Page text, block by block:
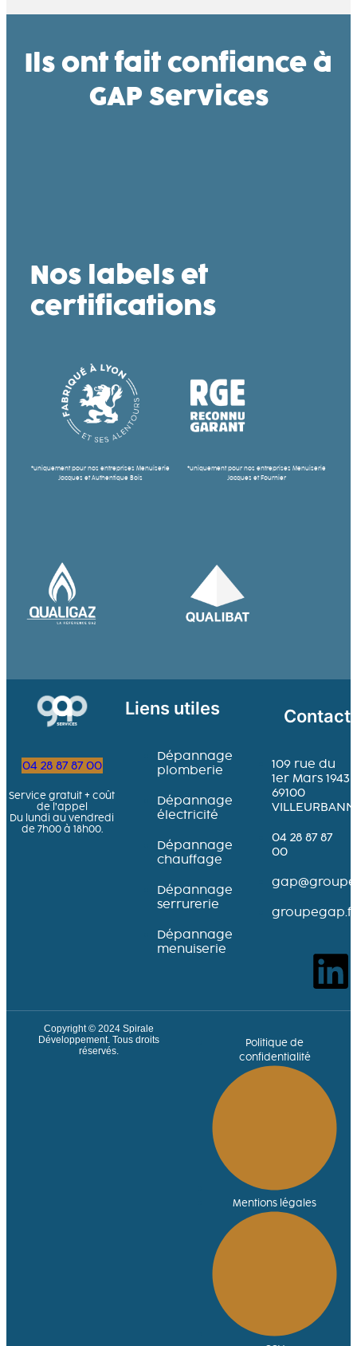
Ils ont fait confiance à
GAP Services
Nos labels et
certifications
*uniquement pour nos entreprises Menuiserie
Jacques et Authentique Bois
*uniquement pour nos entreprises Menuiserie
Jacques et Fournier
Liens utiles
Dépannage
plomberie
Dépannage
électricité
Dépannage
chauffage
Dépannage
serrurerie
Dépannage
menuiserie
04 28 87 87 00
Service gratuit + coût
de l’appel
Du lundi au vendredi
de 7h00 à 18h00.
Contact
109 rue du
1er Mars 1943
69100
04 28 87 87
00
groupegap.fr
Copyright © 2024 Spirale
Développement. Tous droits
réservés.
Politique de
confidentialité
Mentions légales